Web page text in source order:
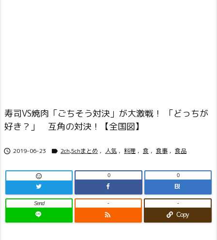
寿司VS焼肉「ごちそう対決」が大激戦！ 「どっちが
好き？」 互角の対決！【全国図】
 2019-06-23  2ch,5chまとめ , 人気 , 料理 , 食 , 食事 , 食品
 0
B!
0
Send

-
Copy
-